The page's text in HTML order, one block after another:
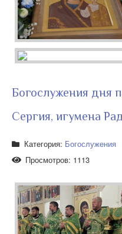
Богослужения дня
Сергия, игумена
Категория: Богослужения
Просмотров: 1113